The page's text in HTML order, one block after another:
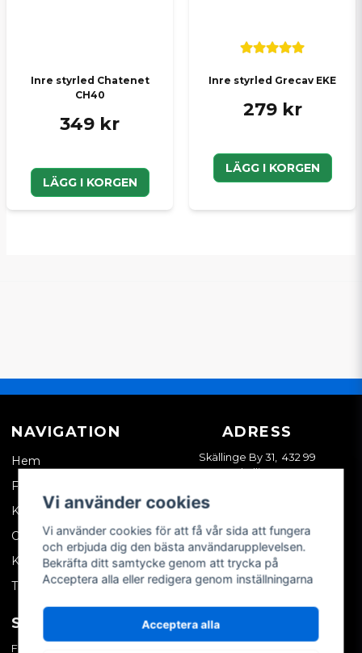
Inre styrled Chatenet
CH40
349 kr
LÄGG I KORGEN
Inre styrled Grecav EKE
279 kr
LÄGG I KORGEN
NAVIGATION
Hem
Företagskund
Kontakta oss
Om oss
Köpvillkor
Tips & trix
ADRESS
Skällinge By 31, 432 99
Skällinge
SOCIALA MEDIER
Facebook
MITT KONTO
Vi använder cookies
Vi använder cookies för att få vår sida att fungera
och erbjuda dig den bästa användarupplevelsen.
Bekräfta ditt samtycke genom att trycka på
Acceptera alla eller redigera genom inställningarna
Acceptera alla